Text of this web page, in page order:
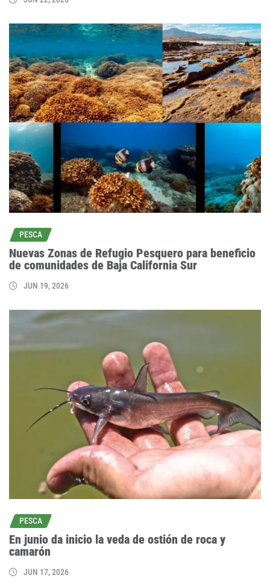
PESCA
Nuevas Zonas de Refugio Pesquero para beneficio
de comunidades de Baja California Sur
JUN 19, 2026
PESCA
En junio da inicio la veda de ostión de roca y
camarón
JUN 17, 2026